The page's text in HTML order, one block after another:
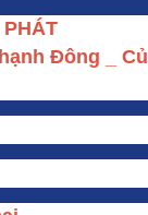
Đông _ Củ